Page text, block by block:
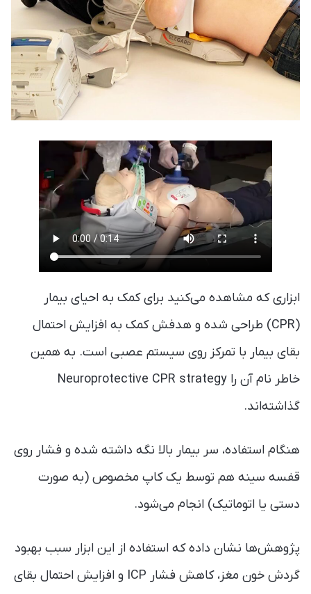
ابزاری که مشاهده می‌کنید برای کمک به احیای بیمار
(CPR) طراحی شده و هدفش کمک به افزایش احتمال
بقای بیمار با تمرکز روی سیستم عصبی است. به همین
خاطر نام آن را Neuroprotective CPR strategy
گذاشته‌اند.
هنگام استفاده، سر بیمار بالا نگه داشته شده و فشار روی
قفسه سینه هم توسط یک کاپ مخصوص (به صورت
دستی یا اتوماتیک) انجام می‌شود.
پژوهش‌ها نشان داده که استفاده از این ابزار سبب بهبود
گردش خون مغز، کاهش فشار ICP و افزایش احتمال بقای